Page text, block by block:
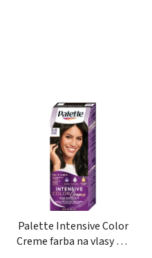
Palette Intensive Color
Creme farba na vlasy N2